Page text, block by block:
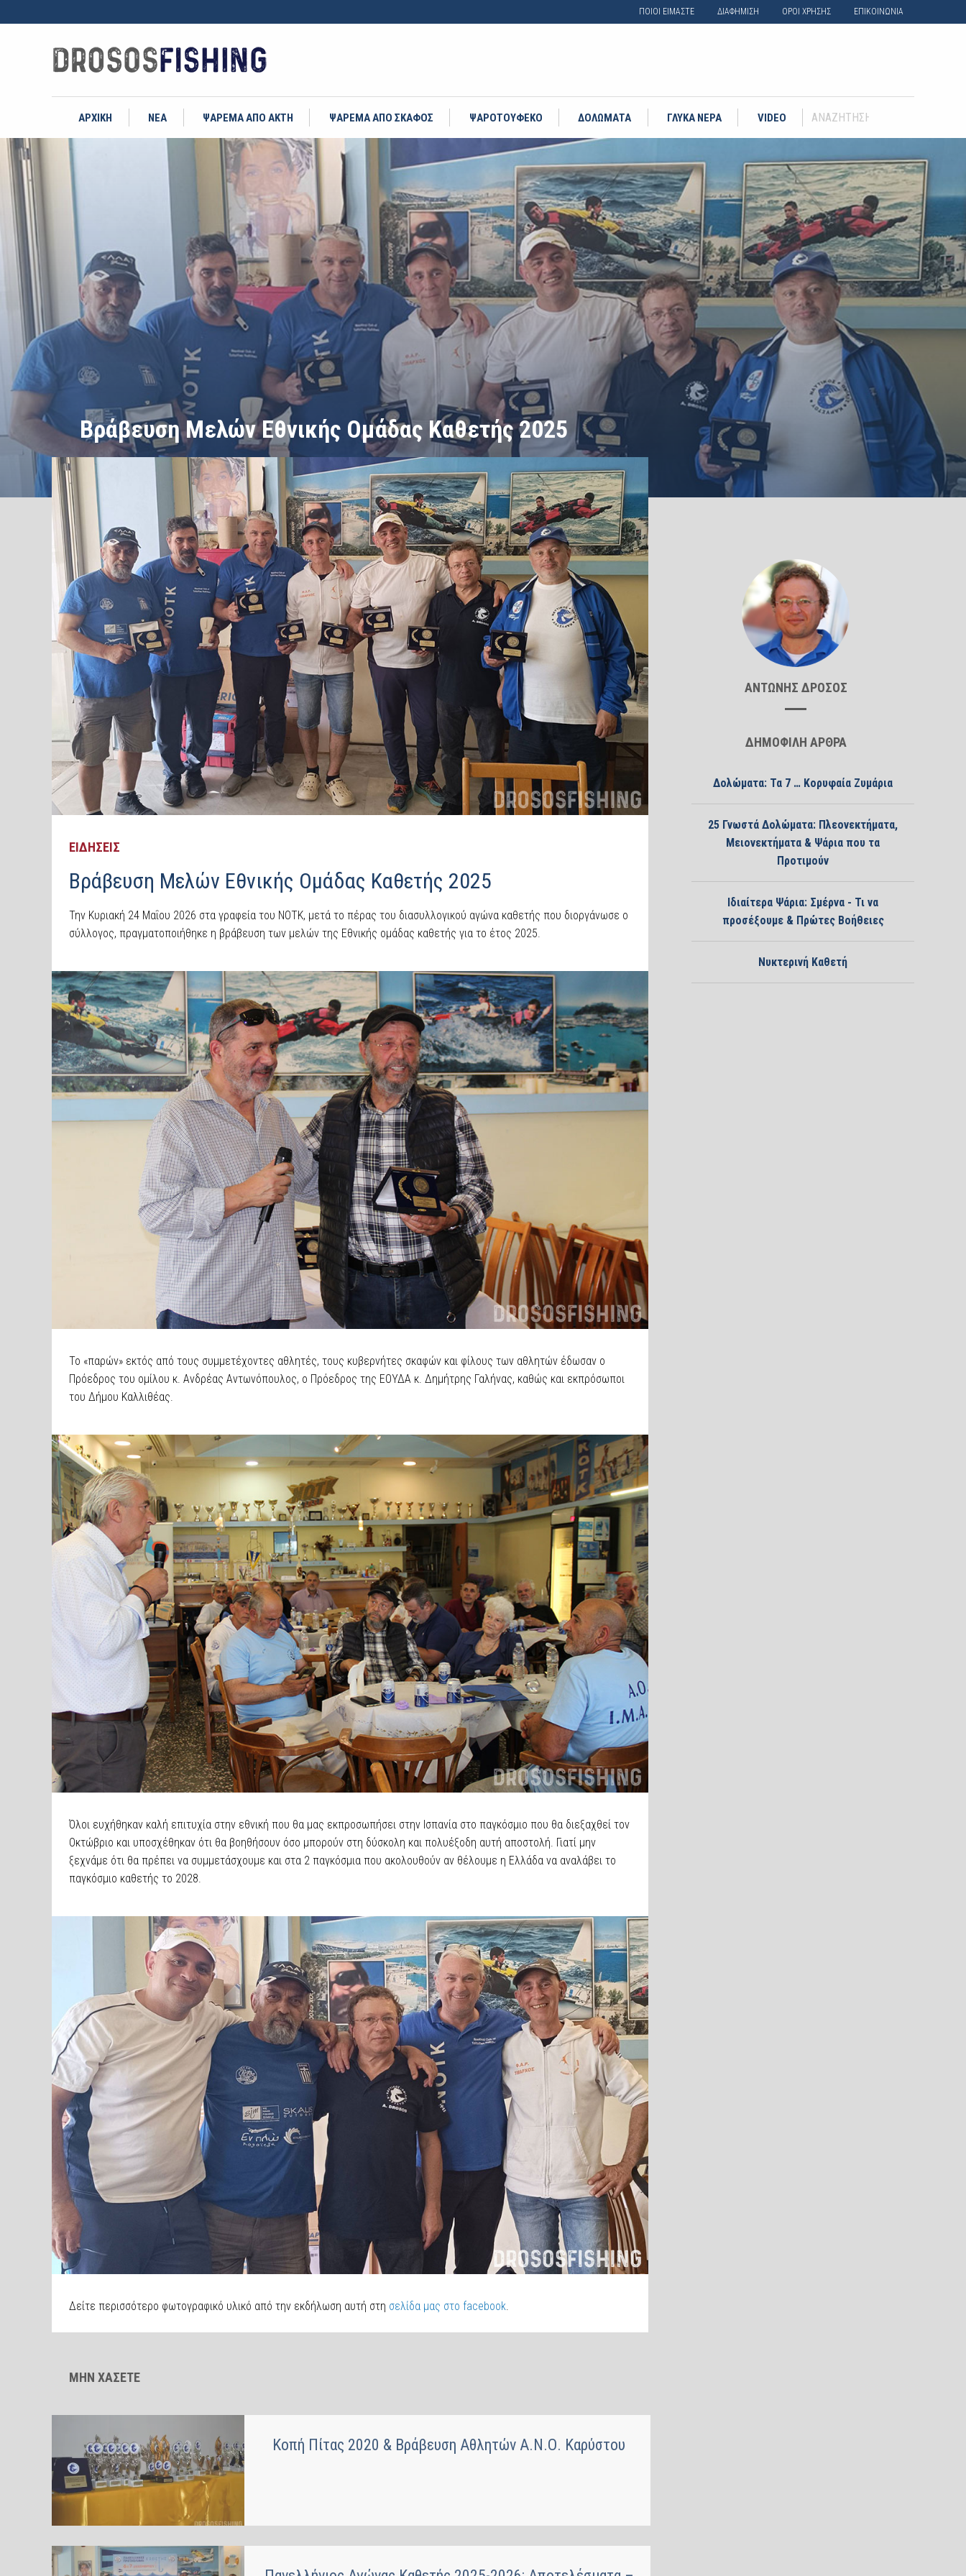
ΠΟΙΟΙ ΕΙΜΑΣΤΕ ΔΙΑΦΗΜΙΣΗ ΟΡΟΙ ΧΡΗΣΗΣ ΕΠΙΚΟΙΝΩΝΙΑ
ΑΡΧΙΚΗ ΝΕΑ ΨΑΡΕΜΑ ΑΠΟ ΑΚΤΗ ΨΑΡΕΜΑ ΑΠΟ ΣΚΑΦΟΣ ΨΑΡΟΤΟΥΦΕΚΟ ΔΟΛΩΜΑΤΑ ΓΛΥΚΑ ΝΕΡΑ VIDEO
Βράβευση Μελών Εθνικής Ομάδας Καθετής 2025
ΑΡΧΙΚΗ / Βράβευση Μελών Εθνικής Ομάδας Καθετής 2025
ΕΙΔΗΣΕΙΣ
Βράβευση Μελών Εθνικής Ομάδας Καθετής 2025
Την Κυριακή 24 Μαΐου 2026 στα γραφεία του ΝΟΤΚ, μετά το πέρας του διασυλλογικού αγώνα καθετής που διοργάνωσε ο
σύλλογος, πραγματοποιήθηκε η βράβευση των μελών της Εθνικής ομάδας καθετής για το έτος 2025.
Το «παρών» εκτός από τους συμμετέχοντες αθλητές, τους κυβερνήτες σκαφών και φίλους των αθλητών έδωσαν ο
Πρόεδρος του ομίλου κ. Ανδρέας Αντωνόπουλος, ο Πρόεδρος της ΕΟΥΔΑ κ. Δημήτρης Γαλήνας, καθώς και εκπρόσωποι
του Δήμου Καλλιθέας.
Όλοι ευχήθηκαν καλή επιτυχία στην εθνική που θα μας εκπροσωπήσει στην Ισπανία στο παγκόσμιο που θα διεξαχθεί τον
Οκτώβριο και υποσχέθηκαν ότι θα βοηθήσουν όσο μπορούν στη δύσκολη και πολυέξοδη αυτή αποστολή. Γιατί μην
ξεχνάμε ότι θα πρέπει να συμμετάσχουμε και στα 2 παγκόσμια που ακολουθούν αν θέλουμε η Ελλάδα να αναλάβει το
παγκόσμιο καθετής το 2028.
Δείτε περισσότερο φωτογραφικό υλικό από την εκδήλωση αυτή στη σελίδα μας στο facebook.
ΜΗΝ ΧΑΣΕΤΕ
Κοπή Πίτας 2020 & Βράβευση Αθλητών Α.Ν.Ο. Καρύστου
ΑΝΤΩΝΗΣ ΔΡΟΣΟΣ
ΔΗΜΟΦΙΛΗ ΑΡΘΡΑ
Δολώματα: Τα 7 … Κορυφαία Ζυμάρια
25 Γνωστά Δολώματα: Πλεονεκτήματα,
Μειονεκτήματα & Ψάρια που τα
Προτιμούν
Ιδιαίτερα Ψάρια: Σμέρνα - Τι να
προσέξουμε & Πρώτες Βοήθειες
Νυκτερινή Καθετή